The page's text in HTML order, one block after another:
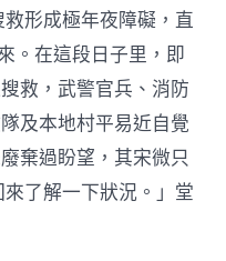
形成極年夜障礙，直
。在這段日子里，即
救，武警官兵、消防
及本地村平易近自覺
棄過盼望，其宋微只
來了解一下狀況。」堂